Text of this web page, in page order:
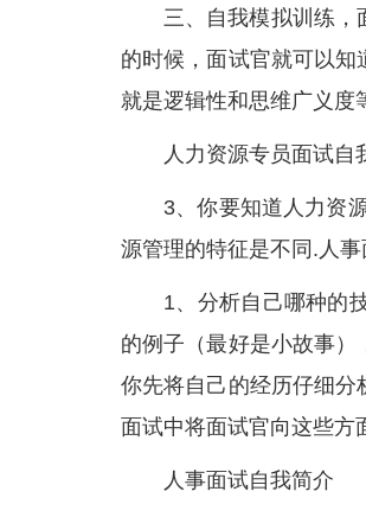
三、自我模拟训练，
的时候，面试官就可以
就是逻辑性和思维广义度
人力资源专员面试自
3、你要知道人力资
源管理的特征是不同.人
1、分析自己哪种的
的例子（最好是小故事
你先将自己的经历仔细分
面试中将面试官向这些方
人事面试自我简介